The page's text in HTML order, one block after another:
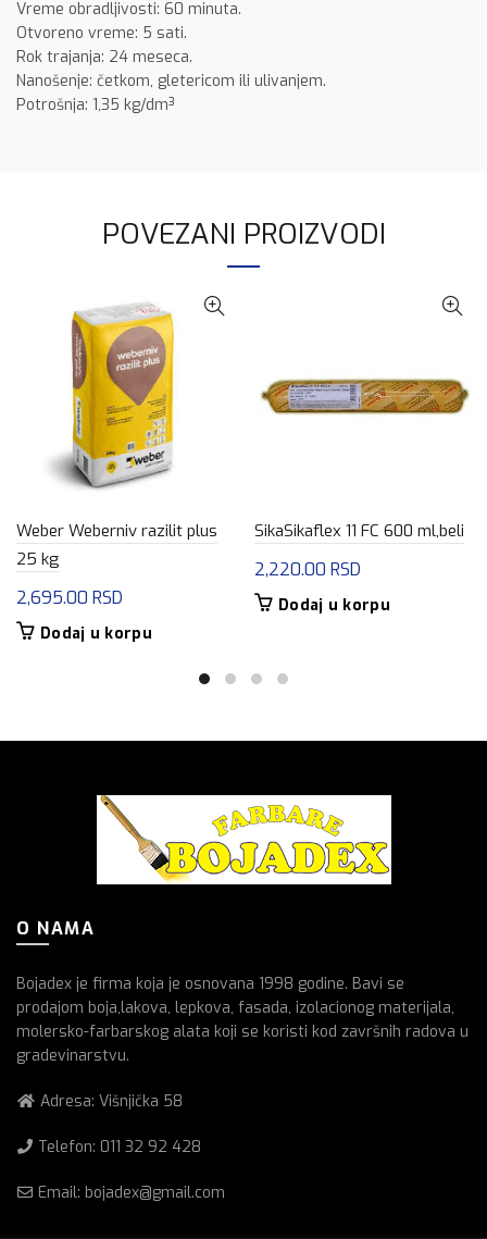
Vreme obradljivosti: 60 minuta.
Otvoreno vreme: 5 sati.
Rok trajanja: 24 meseca.
Nanošenje: četkom, gletericom ili ulivanjem.
Potrošnja: 1,35 kg/dm³
POVEZANI PROIZVODI
Weber Weberniv razilit plus
25 kg
2,695.00 RSD
Dodaj u korpu
SikaSikaflex 11 FC 600 ml,beli
2,220.00 RSD
Dodaj u korpu
O NAMA
Bojadex je firma koja je osnovana 1998 godine. Bavi se
prodajom boja,lakova, lepkova, fasada, izolacionog materijala,
molersko-farbarskog alata koji se koristi kod završnih radova u
gradevinarstvu.
Adresa: Višnjička 58
Telefon: 011 32 92 428
Email: bojadex@gmail.com